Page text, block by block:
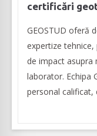
certificări
GEOSTUD oferă
expertize
de impact asupra
laborator. Echipa
personal calificat,